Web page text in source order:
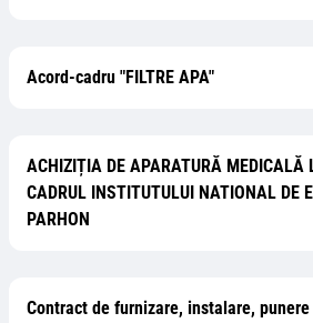
Acord-cadru "FILTRE APA"
ACHIZIȚIA DE APARATURĂ MEDICALĂ
CADRUL INSTITUTULUI NATIONAL DE
PARHON
Contract de furnizare, instalare,